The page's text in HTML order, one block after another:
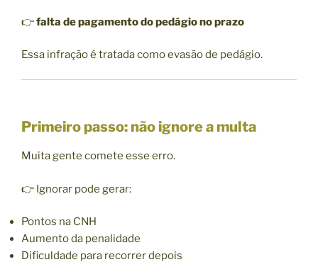
👉falta de pagamento do pedágio no prazo
Essa infração é tratada como evasão de pedágio.
Primeiro passo: não ignore a multa
Muita gente comete esse erro.
👉 Ignorar pode gerar:
Pontos na CNH
Aumento da penalidade
Dificuldade para recorrer depois